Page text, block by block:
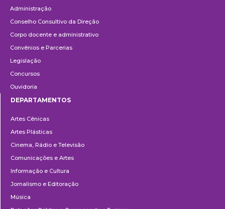
Administração
Conselho Consultivo da Direção
Corpo docente e administrativo
Convênios e Parcerias
Legislação
Concursos
Ouvidoria
DEPARTAMENTOS
Artes Cênicas
Artes Plásticas
Cinema, Rádio e Televisão
Comunicações e Artes
Informação e Cultura
Jornalismo e Editoração
Música